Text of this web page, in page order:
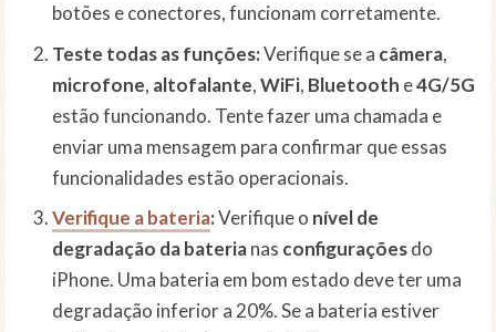
botões e conectores, funcionam corretamente.
Teste todas as funções:Verifique se a câmera,
microfone, altofalante,WiFi, Bluetooth e4G/5G
estão funcionando. Tente fazer uma chamada e
enviar uma mensagem para confirmar que essas
funcionalidades estão operacionais.
Verifique a bateria:Verifique o nível de
degradação da baterianas configuraçõesdo
iPhone. Uma bateria em bom estado deve ter uma
degradação inferior a 20%. Se a bateria estiver